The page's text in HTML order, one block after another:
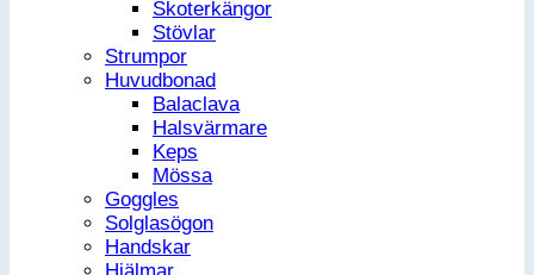
Skoterkängor
Stövlar
Strumpor
Huvudbonad
Balaclava
Halsvärmare
Keps
Mössa
Goggles
Solglasögon
Handskar